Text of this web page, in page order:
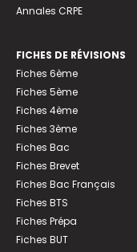
Annales CRPE
FICHES DE RÉVISIONS
Fiches 6ème
Fiches 5ème
Fiches 4ème
Fiches 3ème
Fiches Bac
Fiches Brevet
Fiches Bac Français
Fiches BTS
Fiches Prépa
Fiches BUT